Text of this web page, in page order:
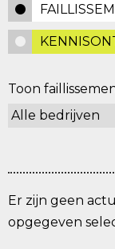
Toon
Er zijn geen
opgegeven